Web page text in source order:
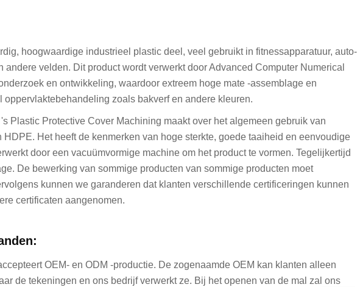
hoogwaardige industrieel plastic deel, veel gebruikt in fitnessapparatuur, auto-
velden. Dit product wordt verwerkt door Advanced Computer Numerical
en ontwikkeling, waardoor extreem hoge mate -assemblage en
zoals bakverf en andere kleuren.
Plastic Protective Cover Machining maakt over het algemeen gebruik van
Het heeft de kenmerken van hoge sterkte, goede taaiheid en eenvoudige
door een vacuümvormige machine om het product te vormen. Tegelijkertijd
De bewerking van sommige producten van sommige producten moet
kunnen we garanderen dat klanten verschillende certificeringen kunnen
certificaten aangenomen.
OEM- en ODM -productie. De zogenaamde OEM kan klanten alleen
de tekeningen en ons bedrijf verwerkt ze. Bij het openen van de mal zal ons